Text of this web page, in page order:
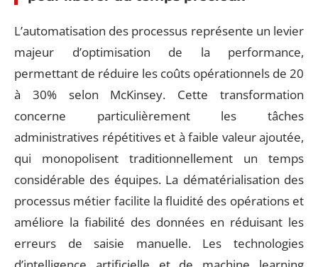
L’automatisation des processus représente un levier
majeur d’optimisation de la performance,
permettant de réduire les coûts opérationnels de 20
à 30% selon McKinsey. Cette transformation
concerne particulièrement les tâches
administratives répétitives et à faible valeur ajoutée,
qui monopolisent traditionnellement un temps
considérable des équipes. La dématérialisation des
processus métier facilite la fluidité des opérations et
améliore la fiabilité des données en réduisant les
erreurs de saisie manuelle. Les technologies